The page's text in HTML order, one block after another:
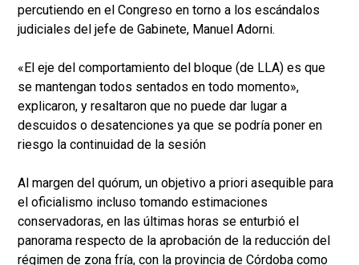
percutiendo en el Congreso en torno a los escándalos
judiciales del jefe de Gabinete, Manuel Adorni.
«El eje del comportamiento del bloque (de LLA) es que
se mantengan todos sentados en todo momento»,
explicaron, y resaltaron que no puede dar lugar a
descuidos o desatenciones ya que se podría poner en
riesgo la continuidad de la sesión
Al margen del quórum, un objetivo a priori asequible para
el oficialismo incluso tomando estimaciones
conservadoras, en las últimas horas se enturbió el
panorama respecto de la aprobación de la reducción del
régimen de zona fría, con la provincia de Córdoba como